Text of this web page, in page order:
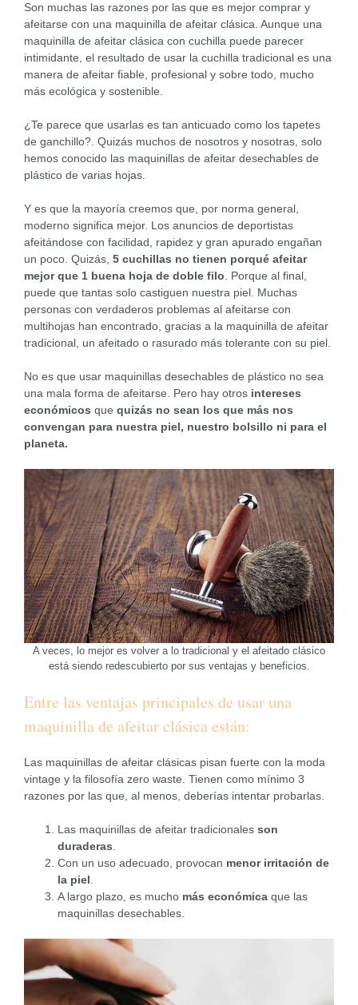
Son muchas las razones por las que es mejor comprar y
afeitarse con una maquinilla de afeitar clásica. Aunque una
maquinilla de afeitar clásica con cuchilla puede parecer
intimidante, el resultado de usar la cuchilla tradicional es una
manera de afeitar fiable, profesional y sobre todo, mucho
más ecológica y sostenible.
¿Te parece que usarlas es tan anticuado como los tapetes
de ganchillo?. Quizás muchos de nosotros y nosotras, solo
hemos conocido las maquinillas de afeitar desechables de
plástico de varias hojas.
Y es que la mayoría creemos que, por norma general,
moderno significa mejor. Los anuncios de deportistas
afeitándose con facilidad, rapidez y gran apurado engañan
un poco. Quizás, 5 cuchillas no tienen porqué afeitar
mejor que 1 buena hoja de doble filo . Porque al final,
puede que tantas solo castiguen nuestra piel. Muchas
personas con verdaderos problemas al afeitarse con
multihojas han encontrado, gracias a la maquinilla de afeitar
tradicional, un afeitado o rasurado más tolerante con su piel.
No es que usar maquinillas desechables de plástico no sea
una mala forma de afeitarse. Pero hay otros intereses
económicos que quizás no sean los que más nos
convengan para nuestra piel, nuestro bolsillo ni para el
planeta.
A veces, lo mejor es volver a lo tradicional y el afeitado clásico
está siendo redescubierto por sus ventajas y beneficios.
Entre las ventajas principales de usar una
maquinilla de afeitar clásica están:
Las maquinillas de afeitar clásicas pisan fuerte con la moda
vintage y la filosofía zero waste. Tienen como mínimo 3
razones por las que, al menos, deberías intentar probarlas.
Las maquinillas de afeitar tradicionales son
duraderas
Con un uso adecuado, provocan menor irritación de
la piel
A largo plazo, es mucho más económica que las
maquinillas desechables.